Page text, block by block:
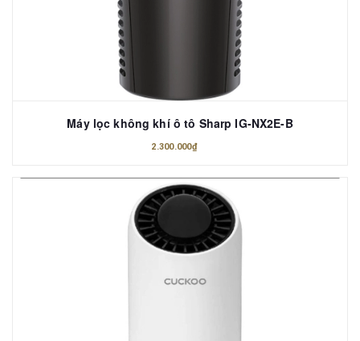
Máy lọc không khí ô tô Sharp IG-NX2E-B
2.300.000₫